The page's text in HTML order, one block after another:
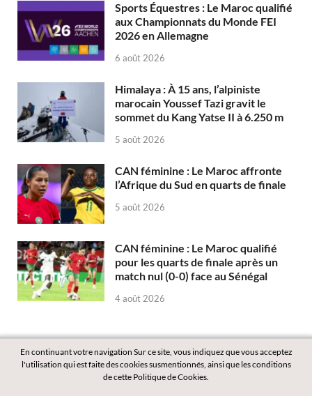
Sports Équestres : Le Maroc qualifié
aux Championnats du Monde FEI
2026 en Allemagne
6 août 2026
Himalaya : À 15 ans, l’alpiniste
marocain Youssef Tazi gravit le
sommet du Kang Yatse II à 6.250 m
5 août 2026
CAN féminine : Le Maroc affronte
l’Afrique du Sud en quarts de finale
5 août 2026
CAN féminine : Le Maroc qualifié
pour les quarts de finale après un
match nul (0-0) face au Sénégal
4 août 2026
En continuant votre navigation Sur ce site, vous indiquez que vous acceptez
l'utilisation qui est faite des cookies susmentionnés, ainsi que les conditions
de cette Politique de Cookies.